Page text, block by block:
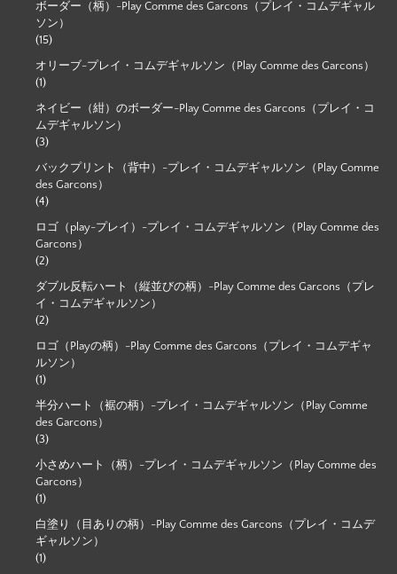
ボーダー（柄）-Play Comme des Garcons（プレイ・コムデギャル
ソン）
(15)
オリーブ-プレイ・コムデギャルソン（Play Comme des Garcons）
(1)
ネイビー（紺）のボーダー-Play Comme des Garcons（プレイ・コ
ムデギャルソン）
(3)
バックプリント（背中）-プレイ・コムデギャルソン（Play Comme
des Garcons）
(4)
ロゴ（play-プレイ）-プレイ・コムデギャルソン（Play Comme des
Garcons）
(2)
ダブル反転ハート（縦並びの柄）-Play Comme des Garcons（プレ
イ・コムデギャルソン）
(2)
ロゴ（Playの柄）-Play Comme des Garcons（プレイ・コムデギャ
ルソン）
(1)
半分ハート（裾の柄）-プレイ・コムデギャルソン（Play Comme
des Garcons）
(3)
小さめハート（柄）-プレイ・コムデギャルソン（Play Comme des
Garcons）
(1)
白塗り（目ありの柄）-Play Comme des Garcons（プレイ・コムデ
ギャルソン）
(1)